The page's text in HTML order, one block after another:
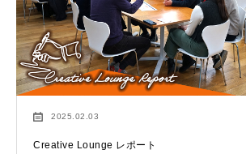
2025.02.03
Creative Lounge レポート